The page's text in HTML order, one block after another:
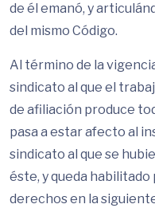
de él emanó, y
del mismo Código.
Al término de la
sindicato al que el
de afiliación produce
pasa a estar afecto al
sindicato al que se
éste, y queda
derechos en la